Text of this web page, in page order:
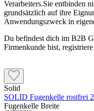
Verarbeiters.Sie entbinden
grundsätzlich auf ihre
Anwendungszweck in
Du befindest dich im B2B
Firmenkunde bist,
Solid
SOLID Fugenkelle rostfrei
Fugenkelle Breite